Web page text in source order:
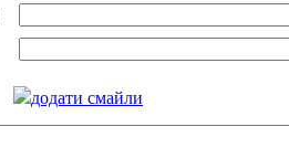
додати смайли